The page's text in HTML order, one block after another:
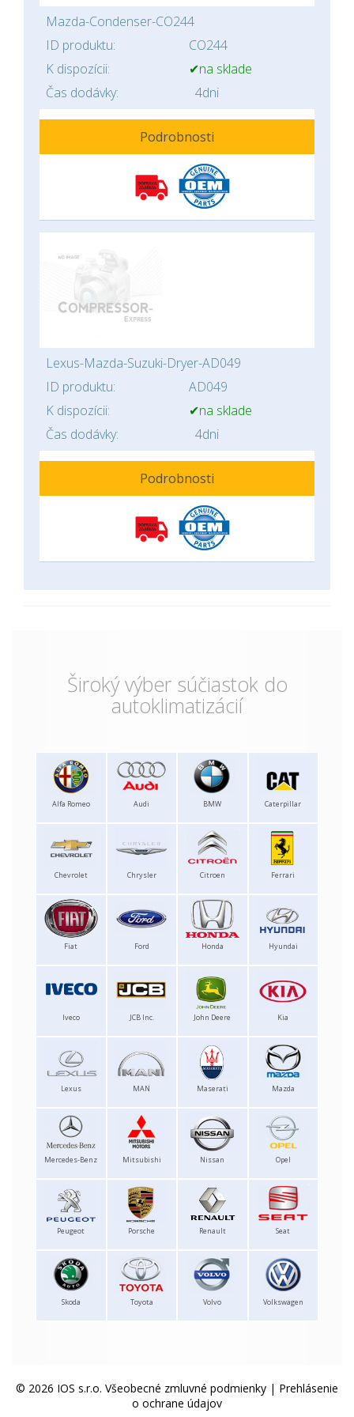
Mazda-Condenser-CO244
ID produktu:
CO244
K dispozícii:
✔na sklade
Čas dodávky:
4dni
Podrobnosti
Lexus-Mazda-Suzuki-Dryer-AD049
ID produktu:
AD049
K dispozícii:
✔na sklade
Čas dodávky:
4dni
Podrobnosti
Široký výber súčiastok do
autoklimatizácií
Alfa Romeo Audi BMW Caterpillar
Chevrolet Chrysler Citroen Ferrari
Fiat Ford Honda Hyundai
Iveco JCB Inc. John Deere Kia
Lexus MAN Maserati Mazda
Mercedes-Benz Mitsubishi Nissan Opel
Peugeot Porsche Renault Seat
Skoda Toyota Volvo Volkswagen
© 2026 IOS s.r.o. Všeobecné zmluvné podmienky | Prehlásenie
o ochrane údajov